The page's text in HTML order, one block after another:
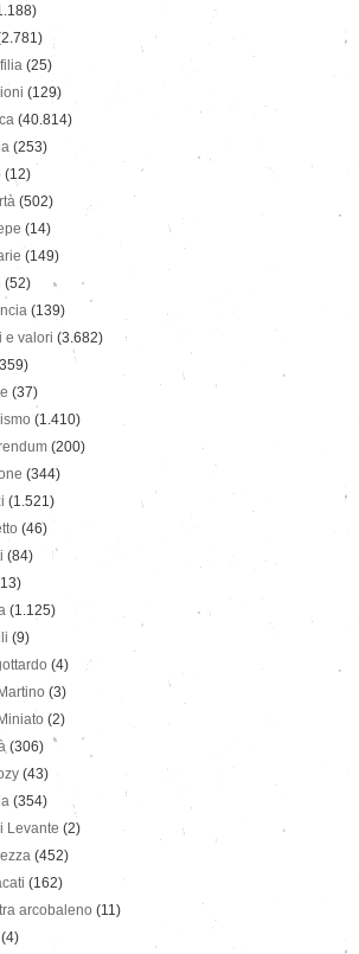
(25)
(129)
(40.814)
(253)
(12)
(502)
(14)
(149)
(52)
(139)
e valori (3.682)
(37)
(1.410)
(200)
(344)
(1.521)
(46)
(84)
(1.125)
(9)
(4)
(3)
(2)
(306)
(43)
(354)
Levante (2)
(452)
(162)
arcobaleno (11)
(4)